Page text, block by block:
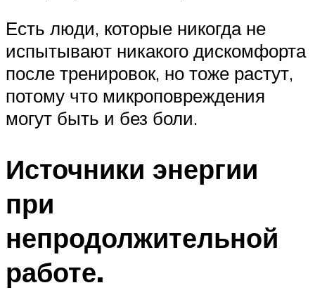
Есть люди, которые никогда не
испытывают никакого дискомфорта
после тренировок, но тоже растут,
потому что микроповреждения
могут быть и без боли.
Источники энергии
при
непродолжительной
работе.